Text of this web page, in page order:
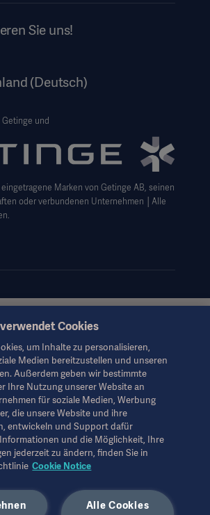
Website-Nutzung
Form
Sie uns!
(Deutsch)
und
Marken von Getinge AB, seinen
oder verbundenen Unternehmen │Alle
richten sich ausschließlich an
erheben keinen Anspruch
und sollten daher nicht als Ersatz für die
das Servicehandbuch oder
herangezogen werden. Getinge trägt keine
Haftung für Handlungen oder
Partei, die auf diesem Material basiert und
der Benutzer.
die genannten Therapien, Lösungen oder
nicht verfügbar oder erlaubt. Ohne
ganz noch teilweise kopiert oder
Cookies
um Inhalte zu personalisieren,
Medien bereitzustellen und unseren
Außerdem geben wir bestimmte
Ihre Nutzung unserer Website an
für soziale Medien, Werbung
die unsere Website und ihre
entwickeln und Support dafür
und die Möglichkeit, Ihre
jederzeit zu ändern, finden Sie in
Cookie Notice
Alle Cookies